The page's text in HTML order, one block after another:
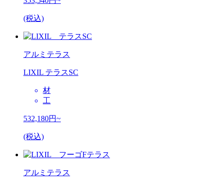
(税込)
アルミテラス
LIXIL テラスSC
材
工
532,180円~
(税込)
アルミテラス